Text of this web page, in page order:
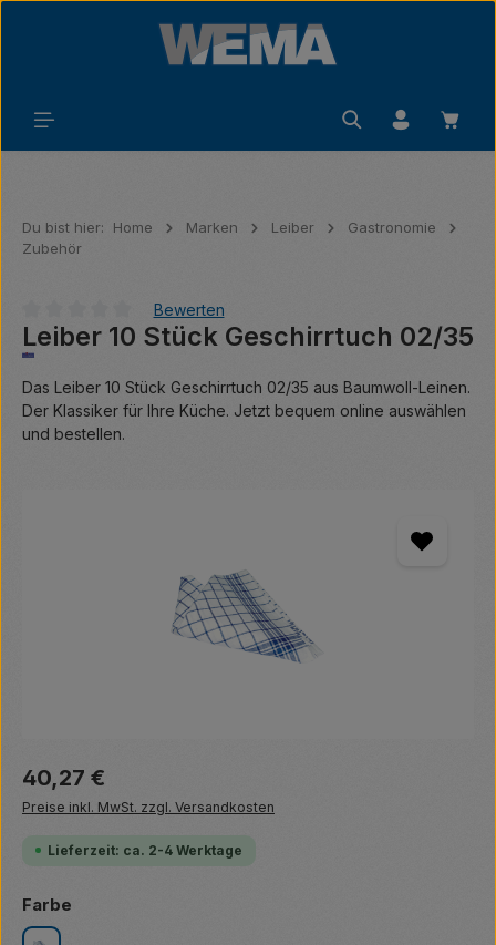
Zum Hauptinhalt springen
Du bist hier: Home Marken Leiber
Gastronomie
Zubehör
Durchschnittliche Bewertung von 0 von 5 Sternen
Bewerten
Leiber 10 Stück Geschirrtuch 02/35
Das Leiber 10 Stück Geschirrtuch 02/35 aus Baumwoll-Leinen.
Der Klassiker für Ihre Küche. Jetzt bequem online auswählen
und bestellen.
Regulärer Preis:
40,27 €
Preise inkl. MwSt. zzgl. Versandkosten
Lieferzeit: ca. 2-4 Werktage
Farbe